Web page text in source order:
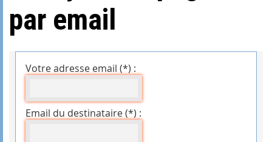
par email
Votre adresse email (*) :
Email du destinataire (*) :